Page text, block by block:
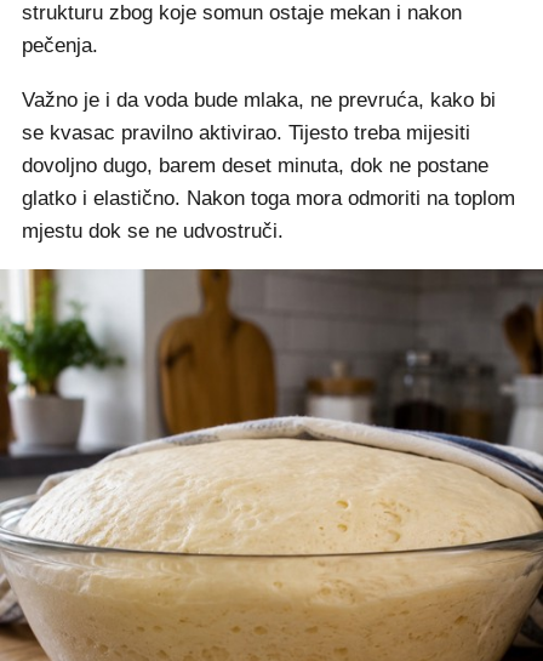
strukturu zbog koje somun ostaje mekan i nakon
pečenja.
Važno je i da voda bude mlaka, ne prevruća, kako bi
se kvasac pravilno aktivirao. Tijesto treba mijesiti
dovoljno dugo, barem deset minuta, dok ne postane
glatko i elastično. Nakon toga mora odmoriti na toplom
mjestu dok se ne udvostruči.